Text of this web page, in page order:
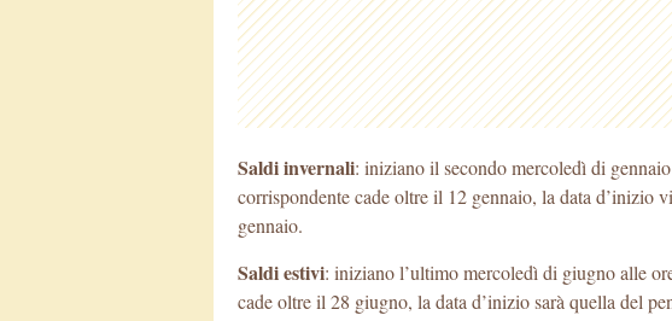
Saldi invernali: iniziano il secondo mercoledì di
corrispondente cade oltre il 12 gennaio, la data d’inizio
gennaio.
Saldi estivi: iniziano l’ultimo mercoledì di giugno alle
cade oltre il 28 giugno, la data d’inizio sarà quella del